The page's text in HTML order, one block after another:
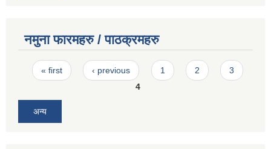
नमुना फारमहरु / पाठक्रमहरु
Pages
« first ‹ previous 1 2
3
4
अन्य